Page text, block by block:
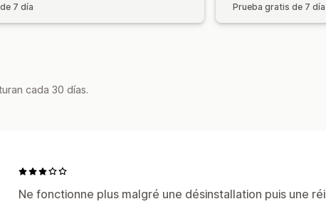
7 día Prueba gratis de 7 día
cada 30 días.
Ne fonctionne plus malgré une désinstallation puis une